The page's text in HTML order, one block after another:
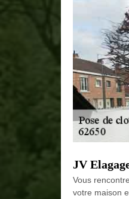
JV
Vous
votre maison